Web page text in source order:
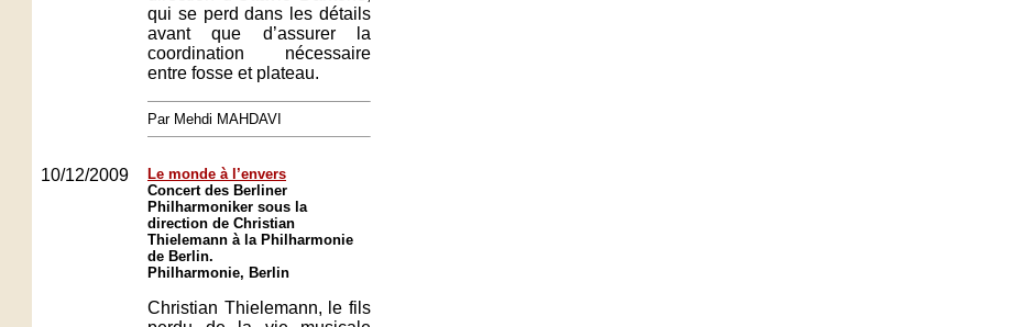
qui se perd dans les détails
avant que d’assurer la
coordination nécessaire
entre fosse et plateau.
Par Mehdi MAHDAVI
10/12/2009
Le monde à l’envers
Concert des Berliner
Philharmoniker sous la
direction de Christian
Thielemann à la Philharmonie
de Berlin.
Philharmonie, Berlin
Christian Thielemann, le fils